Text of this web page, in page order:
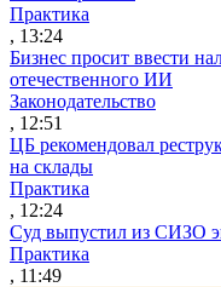
Практика
, 13:24
Бизнес просит ввести
отечественного ИИ
Законодательство
, 12:51
ЦБ рекомендовал
на склады
Практика
, 12:24
Суд выпустил из СИЗО
Практика
, 11:49